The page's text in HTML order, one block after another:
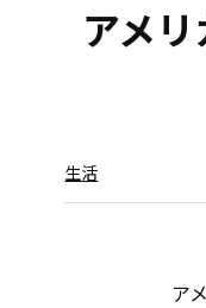
アメ
生活
ア